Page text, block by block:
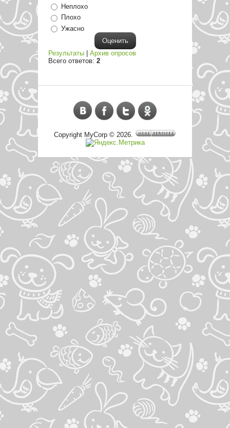
Неплохо
Плохо
Ужасно
Результаты
Архив опросов
Всего ответов: 2
Copyright MyCorp © 2026.